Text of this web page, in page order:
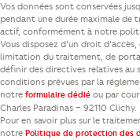
Vos données sont conservées
pendant une durée maximale de
actif, conformément à notre
Vous disposez d’un droit
limitation du traitement, de
définir des directives relatives au
conditions prévues par la
notre formulaire dédié ou par
Charles Paradinas – 92110 Clichy.
Pour en savoir plus sur le
notre Politique de protection des